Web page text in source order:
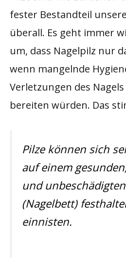
fester Bestandteil
überall. Es geht immer
um, dass Nagelpilz nur
wenn mangelnde
Verletzungen des
bereiten würden. Das
Pilze können sich
auf einem
und
(Nagelbett)
einnisten.